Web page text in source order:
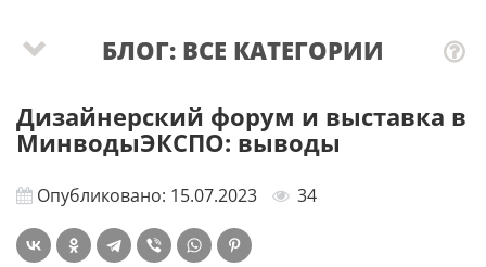
Дизайнерский форум и выставка в
МинводыЭКСПО: выводы
Опубликовано: 15.07.2023 34
БЛОГ: ВСЕ КАТЕГОРИИ